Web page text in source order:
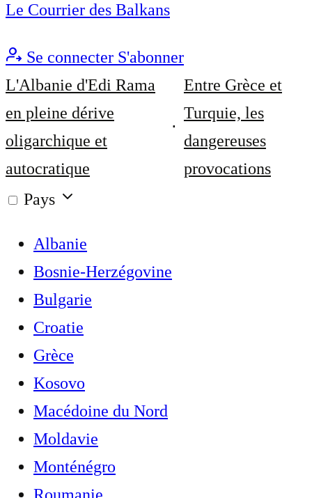
Le Courrier des Balkans
Se connecter S'abonner
L'Albanie d'Edi Rama
en pleine dérive
oligarchique et
autocratique
Entre Grèce et
Turquie, les
dangereuses
provocations
Pays
Albanie
Bosnie-Herzégovine
Bulgarie
Croatie
Grèce
Kosovo
Macédoine du Nord
Moldavie
Monténégro